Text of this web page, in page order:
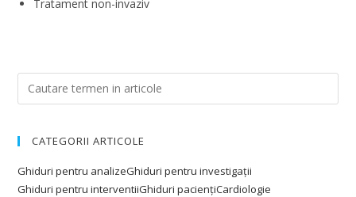
Tratament non-invaziv
CATEGORII ARTICOLE
Ghiduri pentru analizeGhiduri pentru investigații
Ghiduri pentru interventiiGhiduri paciențiCardiologie